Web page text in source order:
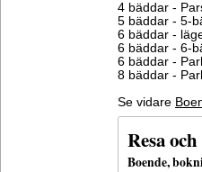
4 bäddar -
5 bäddar - 5-
6 bäddar -
6 bäddar - 6-
6 bäddar -
8 bäddar -
Se vidare
Resa
Boende,